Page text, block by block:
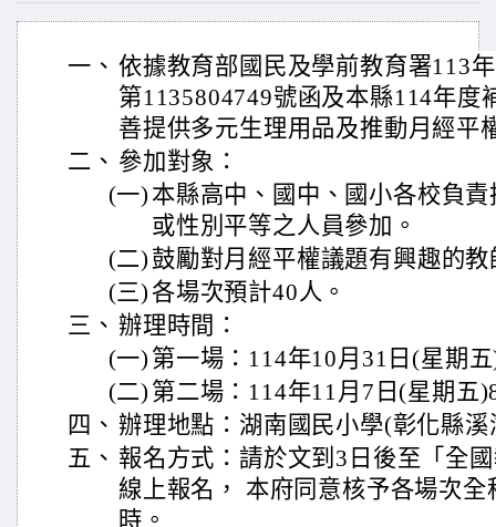
一、 依據教育部國民及學前教育署113
第1135804749號函及本縣114年度
善提供多元生理用品及推動月經平
二、 參加對象：
(一) 本縣高中、國中、國小各校負
或性別平等之人員參加。
(二) 鼓勵對月經平權議題有興趣的
(三)各場次預計40人。
三、 辦理時間：
(一) 第一場：114年10月31日(星期
(二) 第二場：114年11月7日(星期五
四、 辦理地點：湖南國民小學(彰化縣
五、 報名方式：請於文到3日後至「全
線上報名， 本府同意核予各場次
時。